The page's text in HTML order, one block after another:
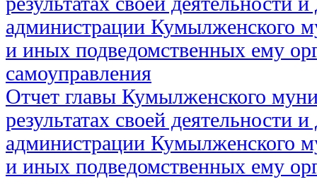
администрации Кумылженского
и иных подведомственных ему
самоуправления
Отчет главы Кумылженского
результатах своей деятельности
администрации Кумылженского
и иных подведомственных ему